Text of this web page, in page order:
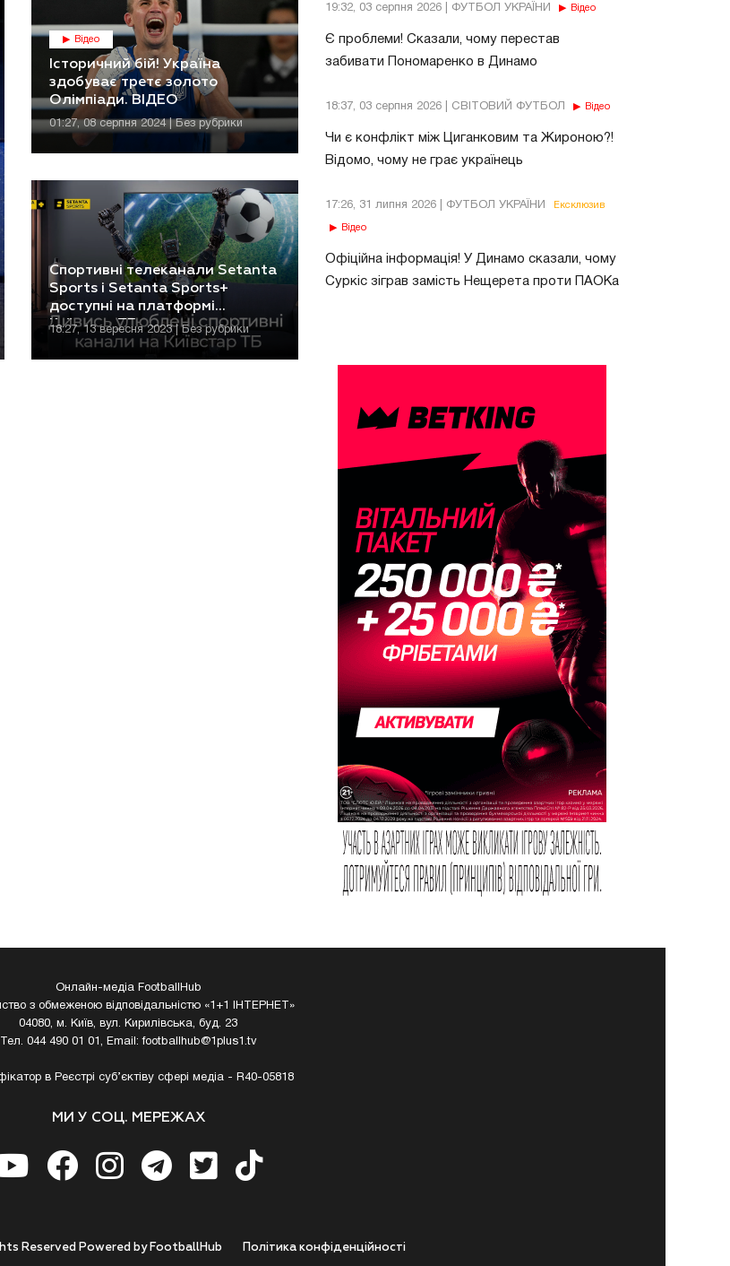
19:32, 03 серпня 2026 | ФУТБОЛ УКРАЇНИ Відео
Є проблеми! Сказали, чому перестав
забивати Пономаренко в Динамо
18:37, 03 серпня 2026 | СВІТОВИЙ ФУТБОЛ Відео
Чи є конфлікт між Циганковим та Жироною?!
Відомо, чому не грає українець
17:26, 31 липня 2026 | ФУТБОЛ УКРАЇНИ Ексклюзив
Відео
Офіційна інформація! У Динамо сказали, чому
Суркіс зіграв замість Нещерета проти ПАОКа
Відео
Історичний бій! Україна
здобуває третє золото
Олімпіади. ВІДЕО
01:27, 08 серпня 2024 | Без рубрики
Спортивні телеканали Setanta
Sports і Setanta Sports+
доступні на платформі
Київстар ТБ
18:27, 13 вересня 2023 | Без рубрики
Онлайн-медіа FootballHub
з обмеженою відповідальністю «1+1 ІНТЕРНЕТ»
04080, м. Київ, вул. Кирилівська, буд. 23
Тел. 044 490 01 01, Email:footballhub@1plus1.tv
в Реєстрі суб’єктіву сфері медіа - R40-05818
МИ У СОЦ. МЕРЕЖАХ
Полiтика конфiденцiйностi
Reserved Powered by FootballHub